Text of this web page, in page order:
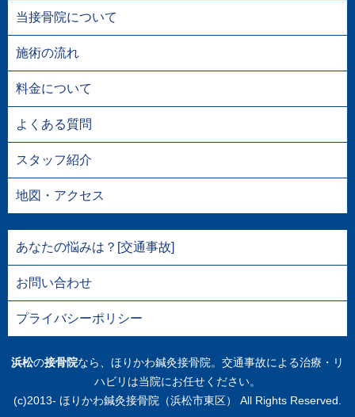
当接骨院について
施術の流れ
料金について
よくある質問
スタッフ紹介
地図・アクセス
あなたの悩みは？[交通事故]
お問い合わせ
プライバシーポリシー
浜松の接骨院なら、ほりかわ鍼灸接骨院。交通事故による治療・リ
ハビリは当院にお任せください。
(c)2013- ほりかわ鍼灸接骨院（浜松市東区） All Rights Reserved.